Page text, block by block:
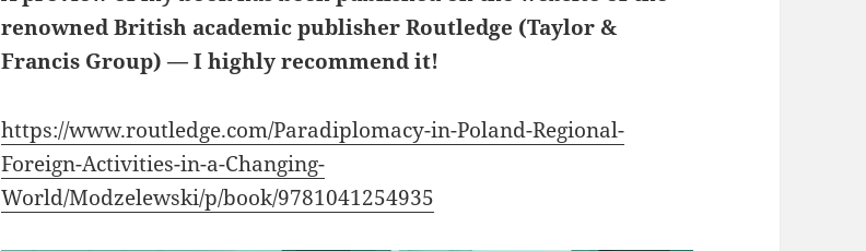
renowned British academic publisher Routledge (Taylor &
Francis Group) — I highly recommend it!
https://www.routledge.com/Paradiplomacy-in-Poland-Regional-
Foreign-Activities-in-a-Changing-
World/Modzelewski/p/book/9781041254935